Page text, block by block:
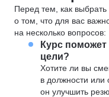
Перед тем, как
о том, что для вас
на несколько вопросов:
Курс поможет
цели?
Хотите ли вы
в должности или
он улучшить